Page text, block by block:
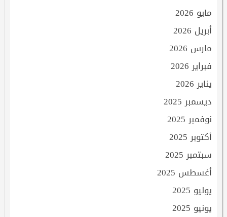
مايو 2026
أبريل 2026
مارس 2026
فبراير 2026
يناير 2026
ديسمبر 2025
نوفمبر 2025
أكتوبر 2025
سبتمبر 2025
أغسطس 2025
يوليو 2025
يونيو 2025